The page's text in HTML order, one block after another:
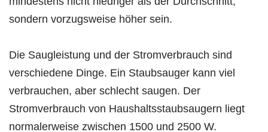
sondern vorzugsweise höher sein.
Die Saugleistung und der Stromverbrauch sind
verschiedene Dinge. Ein Staubsauger kann viel
verbrauchen, aber schlecht saugen. Der
Stromverbrauch von Haushaltsstaubsaugern liegt
normalerweise zwischen 1500 und 2500 W.